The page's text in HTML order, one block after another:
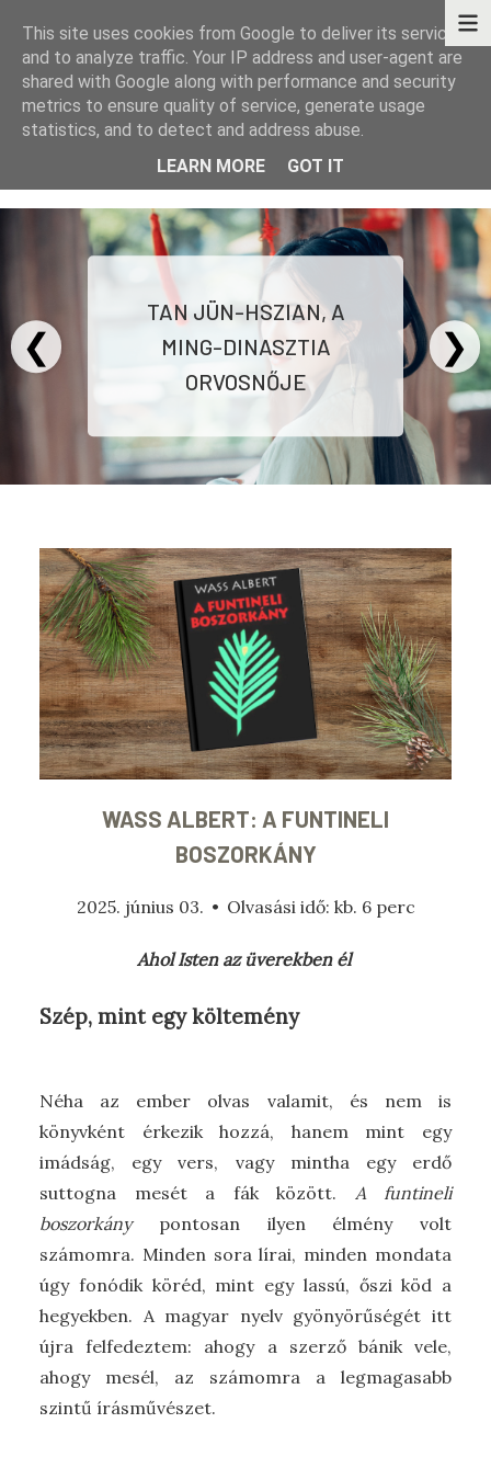
TAN JÜN-HSZIAN, A
MING-DINASZTIA
ORVOSNŐJE
❮ ❯
WASS ALBERT: A ​FUNTINELI
BOSZORKÁNY
2025. június 03. • Olvasási idő: kb. 6 perc
Ahol Isten az üverekben él
Szép, mint egy költemény
Néha az ember olvas valamit, és nem is
könyvként érkezik hozzá, hanem mint egy
imádság, egy vers, vagy mintha egy erdő
suttogna mesét a fák között. A funtineli
boszorkány pontosan ilyen élmény volt
számomra. Minden sora lírai, minden mondata
úgy fonódik köréd, mint egy lassú, őszi köd a
hegyekben. A magyar nyelv gyönyörűségét itt
újra felfedeztem: ahogy a szerző bánik vele,
ahogy mesél, az számomra a legmagasabb
szintű írásművészet.
This site uses cookies from Google to deliver its services
and to analyze traffic. Your IP address and user-agent are
shared with Google along with performance and security
metrics to ensure quality of service, generate usage
statistics, and to detect and address abuse.
LEARN MORE
GOT IT